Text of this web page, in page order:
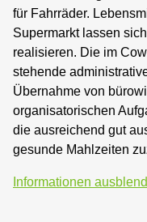
für Fahrräder.
Supermarkt lassen
realisieren. Die im
stehende
Übernahme von
organisatorischen
die ausreichend gut
gesunde Mahlzeiten
Informationen